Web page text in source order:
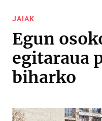
JAIAK
Egun
egitaraua
biharko